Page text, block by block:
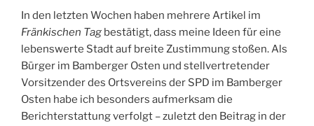
In den letzten Wochen haben mehrere Artikel im
Fränkischen Tag bestätigt, dass meine Ideen für eine
lebenswerte Stadt auf breite Zustimmung stoßen. Als
Bürger im Bamberger Osten und stellvertretender
Vorsitzender des Ortsvereins der SPD im Bamberger
Osten habe ich besonders aufmerksam die
Berichterstattung verfolgt – zuletzt den Beitrag in der